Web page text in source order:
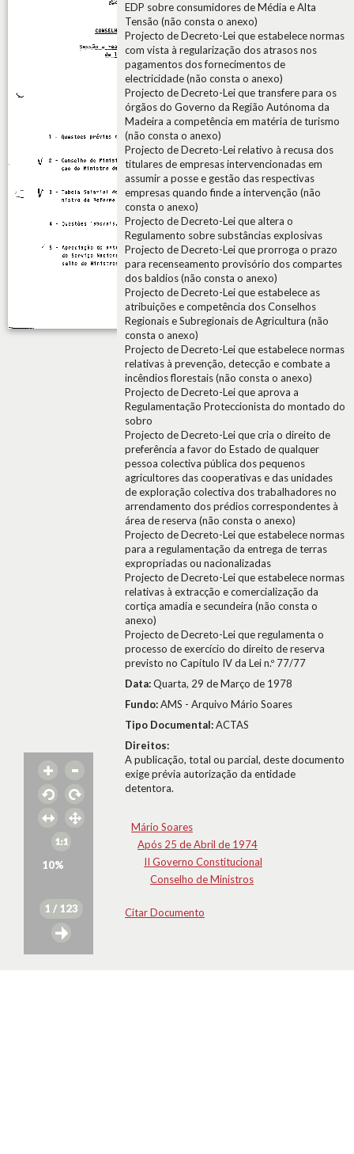
10%
1 / 123
EDP sobre consumidores de Média e Alta
Tensão (não consta o anexo)
Projecto de Decreto-Lei que estabelece normas
com vista à regularização dos atrasos nos
pagamentos dos fornecimentos de
electricidade (não consta o anexo)
Projecto de Decreto-Lei que transfere para os
órgãos do Governo da Região Autónoma da
Madeira a competência em matéria de turismo
(não consta o anexo)
Projecto de Decreto-Lei relativo à recusa dos
titulares de empresas intervencionadas em
assumir a posse e gestão das respectivas
empresas quando finde a intervenção (não
consta o anexo)
Projecto de Decreto-Lei que altera o
Regulamento sobre substâncias explosivas
Projecto de Decreto-Lei que prorroga o prazo
para recenseamento provisório dos compartes
dos baldios (não consta o anexo)
Projecto de Decreto-Lei que estabelece as
atribuições e competência dos Conselhos
Regionais e Subregionais de Agricultura (não
consta o anexo)
Projecto de Decreto-Lei que estabelece normas
relativas à prevenção, detecção e combate a
incêndios florestais (não consta o anexo)
Projecto de Decreto-Lei que aprova a
Regulamentação Proteccionista do montado do
sobro
Projecto de Decreto-Lei que cria o direito de
preferência a favor do Estado de qualquer
pessoa colectiva pública dos pequenos
agricultores das cooperativas e das unidades
de exploração colectiva dos trabalhadores no
arrendamento dos prédios correspondentes à
área de reserva (não consta o anexo)
Projecto de Decreto-Lei que estabelece normas
para a regulamentação da entrega de terras
expropriadas ou nacionalizadas
Projecto de Decreto-Lei que estabelece normas
relativas à extracção e comercialização da
cortiça amadia e secundeira (não consta o
anexo)
Projecto de Decreto-Lei que regulamenta o
processo de exercício do direito de reserva
previsto no Capítulo IV da Lei n.º 77/77
Data:Quarta, 29 de Março de 1978
Fundo:AMS - Arquivo Mário Soares
Tipo Documental:ACTAS
Direitos:
A publicação, total ou parcial, deste documento
exige prévia autorização da entidade
detentora.
Mário Soares
Após 25 de Abril de 1974
II Governo Constitucional
Conselho de Ministros
Citar Documento